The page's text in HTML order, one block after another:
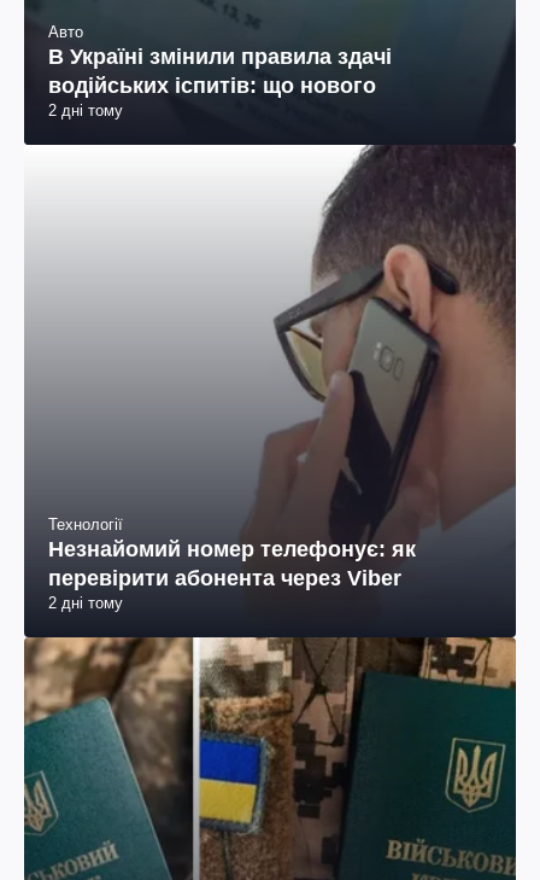
Авто
В Україні змінили правила здачі
водійських іспитів: що нового
2 дні тому
Технології
Незнайомий номер телефонує: як
перевірити абонента через Viber
2 дні тому